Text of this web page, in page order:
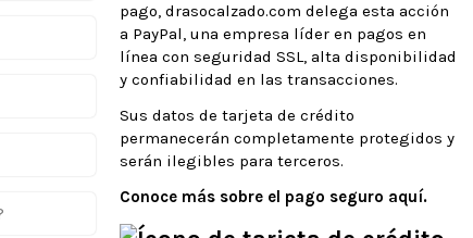
pago, drasocalzado.com delega esta acción
a PayPal, una empresa líder en pagos en
línea con seguridad SSL, alta disponibilidad
y confiabilidad en las transacciones.
Sus datos de tarjeta de crédito
permanecerán completamente protegidos y
serán ilegibles para terceros.
Conoce más sobre el pago seguro aquí.